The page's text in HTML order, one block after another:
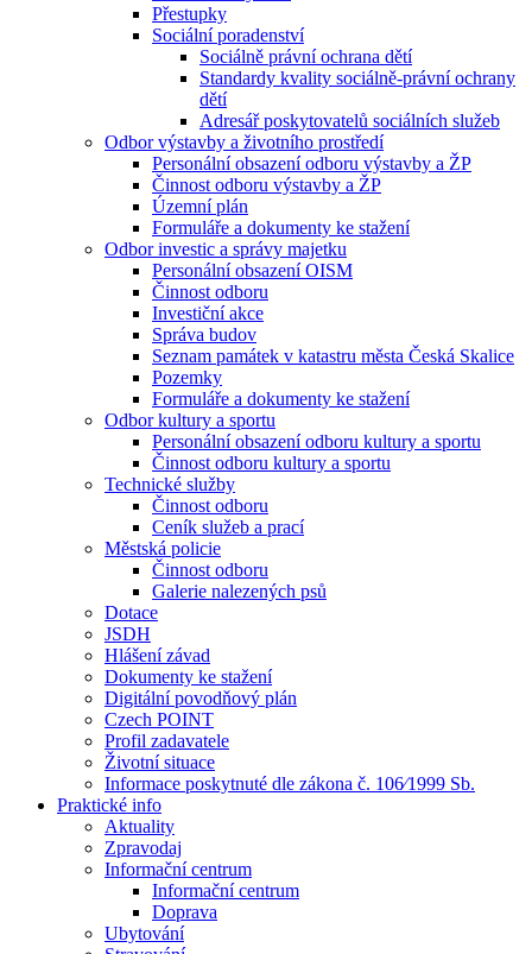
Přestupky
Sociální poradenství
Sociálně právní ochrana dětí
Standardy kvality sociálně-právní ochrany
dětí
Adresář poskytovatelů sociálních služeb
Odbor výstavby a životního prostředí
Personální obsazení odboru výstavby a ŽP
Činnost odboru výstavby a ŽP
Územní plán
Formuláře a dokumenty ke stažení
Odbor investic a správy majetku
Personální obsazení OISM
Činnost odboru
Investiční akce
Správa budov
Seznam památek v katastru města Česká Skalice
Pozemky
Formuláře a dokumenty ke stažení
Odbor kultury a sportu
Personální obsazení odboru kultury a sportu
Činnost odboru kultury a sportu
Technické služby
Činnost odboru
Ceník služeb a prací
Městská policie
Činnost odboru
Galerie nalezených psů
Dotace
JSDH
Hlášení závad
Dokumenty ke stažení
Digitální povodňový plán
Czech POINT
Profil zadavatele
Životní situace
Informace poskytnuté dle zákona č. 106⁄1999 Sb.
Praktické info
Aktuality
Zpravodaj
Informační centrum
Informační centrum
Doprava
Ubytování